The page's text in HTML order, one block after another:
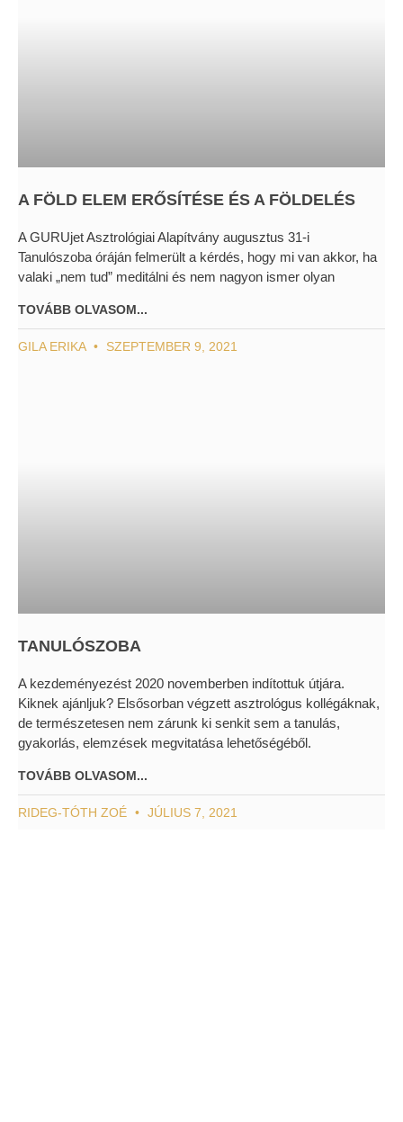
A FÖLD ELEM ERŐSÍTÉSE ÉS A FÖLDELÉS
A GURUjet Asztrológiai Alapítvány augusztus 31-i
Tanulószoba óráján felmerült a kérdés, hogy mi van akkor, ha
valaki „nem tud” meditálni és nem nagyon ismer olyan
TOVÁBB OLVASOM...
GILA ERIKA SZEPTEMBER 9, 2021
TANULÓSZOBA
A kezdeményezést 2020 novemberben indítottuk útjára.
Kiknek ajánljuk? Elsősorban végzett asztrológus kollégáknak,
de természetesen nem zárunk ki senkit sem a tanulás,
gyakorlás, elemzések megvitatása lehetőségéből.
TOVÁBB OLVASOM...
RIDEG-TÓTH ZOÉ JÚLIUS 7, 2021